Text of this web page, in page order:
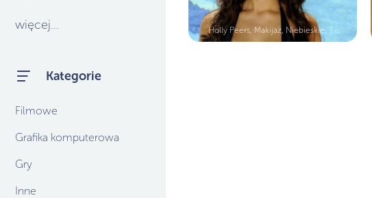
więcej...
Kategorie
Filmowe
Grafika komputerowa
Gry
Inne
Holly Peers, Makijaż, Niebieskie, T...